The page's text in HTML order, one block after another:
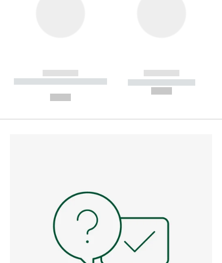
------------
----------- ----------- --------
------------
----------- -----------